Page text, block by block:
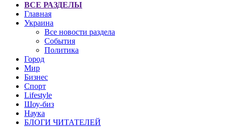
ВСЕ РАЗДЕЛЫ
Главная
Украина
Все новости раздела
События
Политика
Город
Мир
Бизнес
Спорт
Lifestyle
Шоу-биз
Наука
БЛОГИ ЧИТАТЕЛЕЙ